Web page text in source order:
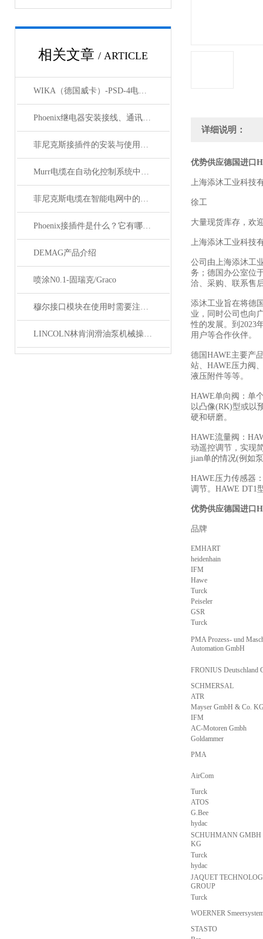
相关文章 / ARTICLE
WIKA（德国威卡）-PSD-4电子压力开关
Phoenix继电器安装接线、通讯集成与故障诊断指南
菲尼克斯接插件的安装与使用技巧
Murr电缆在自动化控制系统中的应用
菲尼克斯电缆在智能电网中的应用
Phoenix接插件是什么？它有哪些分类？
DEMAG产品介绍
喷涂N0.1-固瑞克/Graco
穆尔接口模块在使用时需要注意哪些问题？
LINCOLN林肯润滑油泵机械操作原理
详细说明：
优势供应德国进口
上海添沐工业科技
徐工
大量现货库存，欢
上海添沐工业科技
公司由上海添沐工
务；德国办公室位
洽、采购、联系售
添沐工业旨在将德
业，同时公司也向
性的发展。到2023
用户等合作伙伴。
德国HAWE主要产
站、HAWE压力阀
液压附件等等。
HAWE单向阀：单
以凸像(RK)型或以
硬和研磨。
HAWE流量阀：
动遥控调节，实现
jian单的情况(例如
HAWE压力传感器
调节。HAWE DT1
优势供应德国进口
品牌
EMHART
heidenhain
IFM
Hawe
Turck
Peiseler
GSR
Turck
PMA Prozess- und
Automation GmbH
FRONIUS Deutschland
SCHMERSAL
ATR
Mayser GmbH & Co.
IFM
AC-Motoren Gmbh
Goldammer
PMA
AirCom
Turck
ATOS
G.Bee
hydac
SCHUHMANN GMBH
KG
Turck
hydac
JAQUET
GROUP
Turck
WOERNER
STASTO